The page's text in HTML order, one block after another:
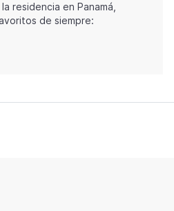
residencia en Panamá,
de siempre: